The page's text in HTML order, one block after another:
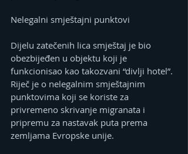
Nelegalni smještajni punktovi
Dijelu zatečenih lica smještaj je bio
obezbijeđen u objektu koji je
funkcionisao kao takozvani “divlji hotel”.
Riječ je o nelegalnim smještajnim
punktovima koji se koriste za
privremeno skrivanje migranata i
pripremu za nastavak puta prema
zemljama Evropske unije.